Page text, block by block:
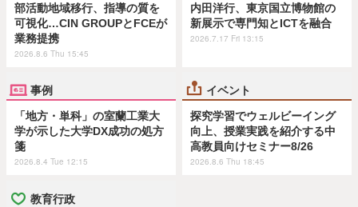
部活動地域移行、指導の質を
可視化…CIN GROUPとFCEが
業務提携
2026.8.6 Thu 15:45
内田洋行、東京国立博物館の
新展示で専門知とICTを融合
2026.7.17 Fri 13:15
事例
「地方・単科」の室蘭工業大
学が示した大学DX成功の処方
箋
2026.8.4 Tue 12:15
イベント
探究学習でウェルビーイング
向上、授業実践を紹介する中
高教員向けセミナー8/26
2026.8.6 Thu 18:45
教育行政